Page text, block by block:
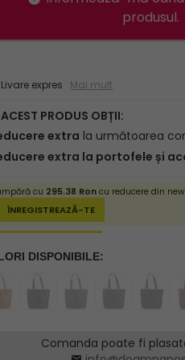
produsul.
expres Mai mult
Comanda poate fi